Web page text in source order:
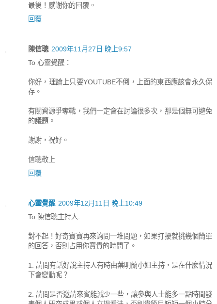
最後！感謝你的回覆。
回覆
陳信聰 2009年11月27日 晚上9:57
To 心靈覺醒：
你好，理論上只要YOUTUBE不倒，上面的東西應該會永久保
存。
有關資源爭奪戰，我們一定會在討論很多次，那是個無可避免
的議題。
謝謝，祝好。
信聰敬上
回覆
心靈覺醒 2009年12月11日 晚上10:49
To 陳信聰主持人:
對不起！好奇寶寶再來詢問一堆問題，如果打擾就挑幾個簡單
的回答，否則占用你寶貴的時間了。
1. 請問有話好說主持人有時由葉明蘭小姐主持，是在什麼情況
下會變動呢？
2. 請問是否邀請來賓能減少一些，讓參與人士能多一點時間發